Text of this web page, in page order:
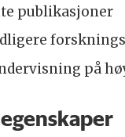
publikasjoner
på